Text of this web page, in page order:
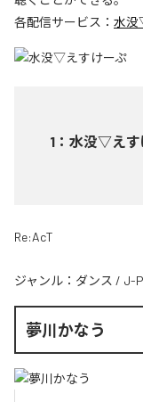
各配信サービス： 水没
1 ： 水没▽えす
Re:AcT
ジャンル： ダンス / J-
夢川かなう